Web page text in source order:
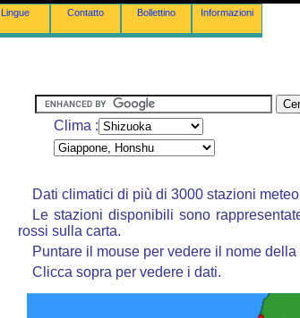
Lingue Contatto Bollettino Informazioni
Clima :
Dati climatici di più di 3000 stazioni
Le stazioni disponibili sono
rossi sulla carta.
Puntare il mouse per vedere il nome della
Clicca sopra per vedere i dati.